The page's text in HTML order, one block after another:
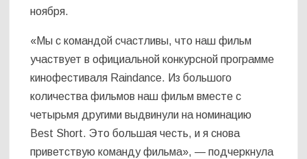
ноября.
«Мы с командой счастливы, что наш фильм
участвует в официальной конкурсной программе
кинофестиваля Raindance. Из большого
количества фильмов наш фильм вместе с
четырьмя другими выдвинули на номинацию
Best Short. Это большая честь, и я снова
приветствую команду фильма», — подчеркнула